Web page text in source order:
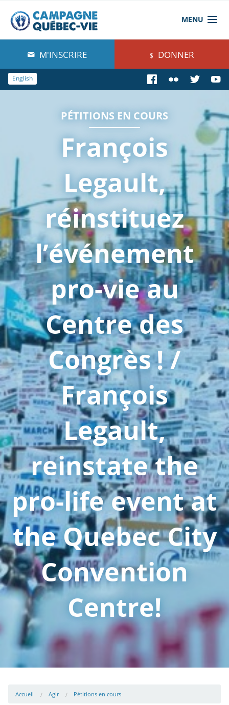
MENU
À propos de nous
Blog
M'INSCRIRE DONNER
English
PÉTITIONS EN COURS
François
Legault,
réinstituez
l’événement
pro-vie au
Centre des
Congrès ! /
François
Legault,
reinstate the
pro-life event at
the Quebec City
Convention
Centre!
Accueil Agir Pétitions en cours